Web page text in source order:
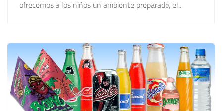
ofrecemos a los niños un ambiente preparado, el...